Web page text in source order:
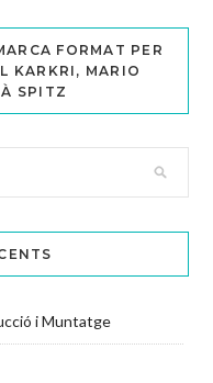
FORMAT PER
KARKRI, MARIO
SPITZ
i Muntatge